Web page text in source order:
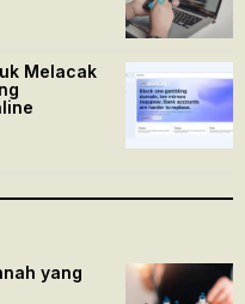
Melacak
yang